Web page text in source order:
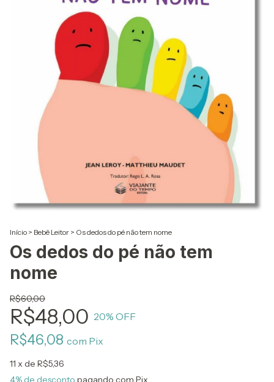
Início > Bebê Leitor > Os dedos do pé não tem nome
Os dedos do pé não tem
nome
R$60,00
R$48,00 20% OFF
R$46,08 com Pix
11 x de R$5,36
4% de desconto pagando com Pix